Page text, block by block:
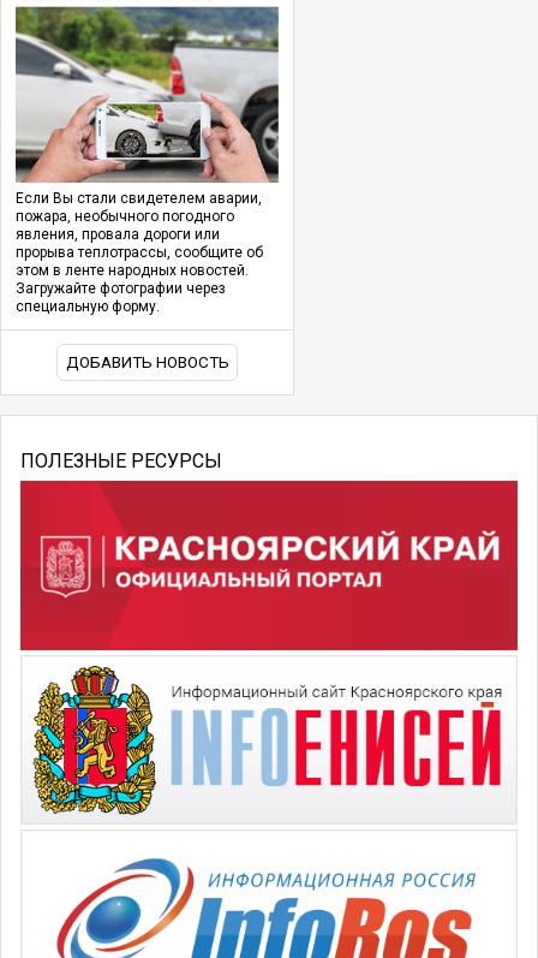
Если Вы стали свидетелем аварии,
пожара, необычного погодного
явления, провала дороги или
прорыва теплотрассы, сообщите об
этом в ленте народных новостей.
Загружайте фотографии через
специальную форму.
ДОБАВИТЬ НОВОСТЬ
ПОЛЕЗНЫЕ РЕСУРСЫ